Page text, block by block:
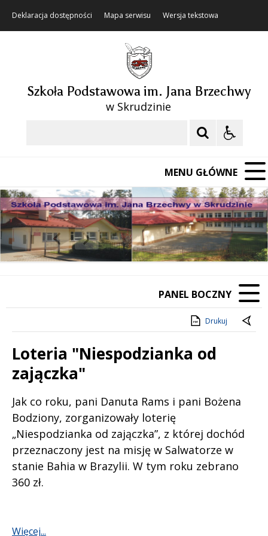
Deklaracja dostępności Mapa serwisu Wersja tekstowa
Szkoła Podstawowa im. Jana Brzechwy
w Skrudzinie
MENU GŁÓWNE
Poprzedni Element
Następny Element
❚❚
PANEL BOCZNY
Drukuj
Loteria "Niespodzianka od
zajączka"
Treść
Jak co roku, pani Danuta Rams i pani Bożena
Bodziony, zorganizowały loterię
„Niespodzianka od zajączka”, z której dochód
przeznaczony jest na misję w Salwatorze w
stanie Bahia w Brazylii. W tym roku zebrano
360 zł.
Więcej...